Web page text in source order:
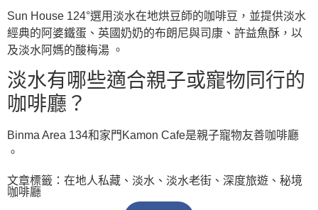
Sun House 124°選用淡水在地烘豆師的咖啡豆，並提供淡水
經典的阿婆鐵蛋、英國奶奶的布朗尼與司康、許益魚酥，以
及淡水阿媽的酸梅湯 。
淡水有哪些適合親子或寵物同行的
咖啡廳？
Binma Area 134和家門Kamon Cafe是親子寵物友善咖啡廳
。
文章標籤： 在地人私藏 、 淡水 、 淡水老街 、 深度旅遊 、 秘境
咖啡廳